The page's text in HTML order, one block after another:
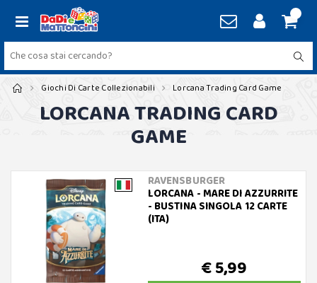
Giochi Di Carte Collezionabili Lorcana Trading Card Game
LORCANA TRADING CARD
GAME
RAVENSBURGER
LORCANA - MARE DI AZZURRITE
- BUSTINA SINGOLA 12 CARTE
(ITA)
€ 5,99